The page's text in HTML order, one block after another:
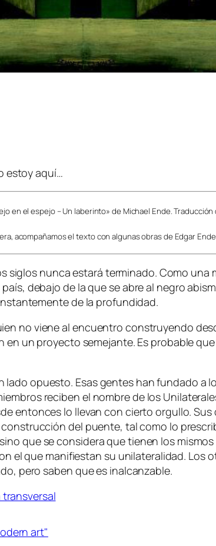
estoy aquí…
en el espejo – Un laberinto» de Michael Ende.
acompañamos el texto con algunas obras de Edgar
nunca estará terminado. Como
debajo de la que se abre al negro
de la profundidad.
no viene al encuentro construyendo
un proyecto semejante. Es probable
opuesto. Esas gentes han fundado a
reciben el nombre de los
entonces lo llevan con cierto orgullo.
del puente, tal como lo
que se considera que tienen los
el que manifiestan su unilateralidad. Los
pero saben que es inalcanzable.
transversal